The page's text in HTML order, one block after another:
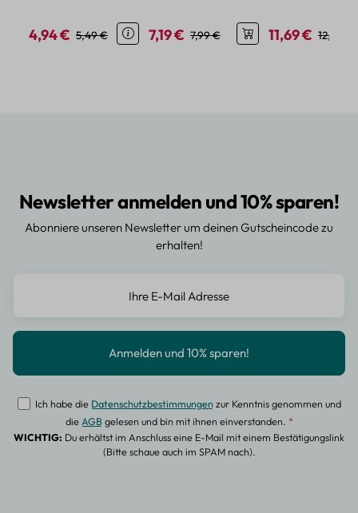
Verkaufspreis:
4,94 € Regulärer Preis:
5,49 € Verkaufspreis:
7,19 € Regulärer Preis:
7,99 € Verkaufspreis:
11,69 € 12,99 €
Newsletter anmelden und 10% sparen!
Abonniere unseren Newsletter um deinen Gutscheincode zu
erhalten!
Ich habe die Datenschutzbestimmungenzur Kenntnis genommen und
dieAGBgelesen und bin mit ihnen einverstanden. *
WICHTIG: Du erhältst im Anschluss eine E-Mail mit einem Bestätigungslink
(Bitte schaue auch im SPAM nach).